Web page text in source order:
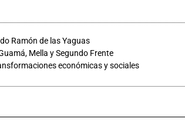
Ramón de las Yaguas
Mella y Segundo Frente
económicas y sociales